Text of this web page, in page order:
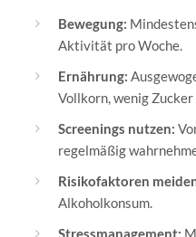
Bewegung:
Aktivität pro Woche.
Ernährung:
Vollkorn, wenig
Screenings nutzen:
regelmäßig
Risikofaktoren
Alkoholkonsum.
Stressmanagement: